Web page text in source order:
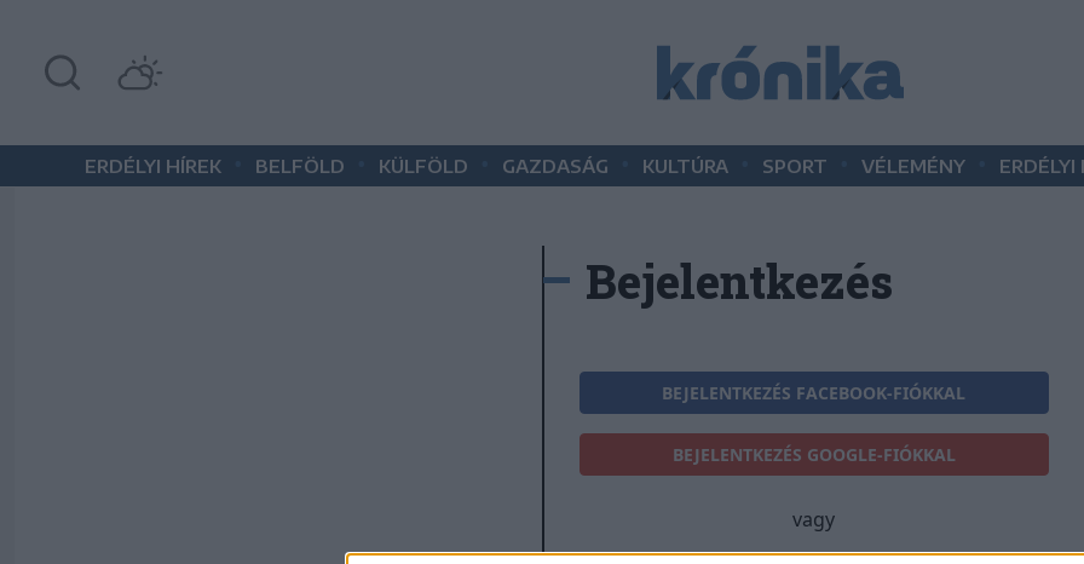
ERDÉLYI HÍREK BELFÖLD KÜLFÖLD GAZDASÁG KULTÚRA SPORT VÉLEMÉNY ERDÉLYI
Bejelentkezés
BEJELENTKEZÉS FACEBOOK-FIÓKKAL
BEJELENTKEZÉS GOOGLE-FIÓKKAL
vagy